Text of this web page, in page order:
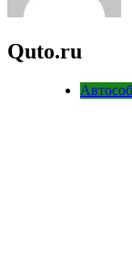
Quto.ru